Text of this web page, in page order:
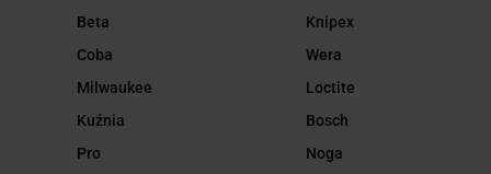
Beta
Coba
Milwaukee
Kuźnia
Pro
Knipex
Wera
Loctite
Bosch
Noga